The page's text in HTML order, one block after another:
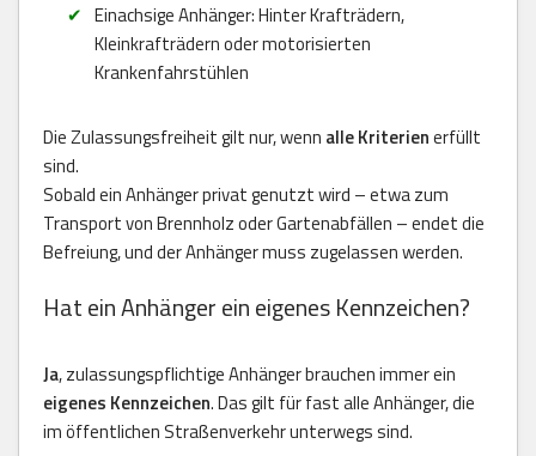
Einachsige Anhänger: Hinter Krafträdern,
Kleinkrafträdern oder motorisierten
Krankenfahrstühlen
Die Zulassungsfreiheit gilt nur, wenn alle Kriterienerfüllt
sind.
Sobald ein Anhänger privat genutzt wird – etwa zum
Transport von Brennholz oder Gartenabfällen – endet die
Befreiung, und der Anhänger muss zugelassen werden.
Hat ein Anhänger ein eigenes Kennzeichen?
Ja, zulassungspflichtige Anhänger brauchen immer ein
eigenes Kennzeichen. Das gilt für fast alle Anhänger, die
im öffentlichen Straßenverkehr unterwegs sind.